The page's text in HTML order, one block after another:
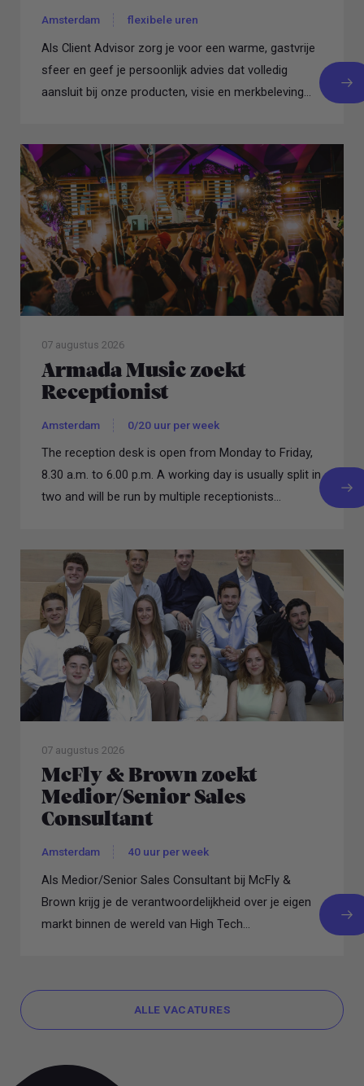
Amsterdam flexibele uren
Als Client Advisor zorg je voor een warme, gastvrije
sfeer en geef je persoonlijk advies dat volledig
aansluit bij onze producten, visie en merkbeleving...
07 augustus 2026
Armada Music zoekt
Receptionist
Amsterdam 0/20 uur per week
The reception desk is open from Monday to Friday,
8.30 a.m. to 6.00 p.m. A working day is usually split in
two and will be run by multiple receptionists...
07 augustus 2026
McFly & Brown zoekt
Medior/Senior Sales
Consultant
Amsterdam 40 uur per week
Als Medior/Senior Sales Consultant bij McFly &
Brown krijg je de verantwoordelijkheid over je eigen
markt binnen de wereld van High Tech...
ALLE VACATURES